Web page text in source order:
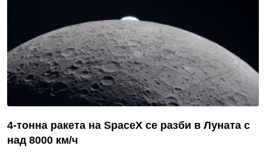
4-тонна ракета на SpaceX се разби в Луната с
над 8000 км/ч